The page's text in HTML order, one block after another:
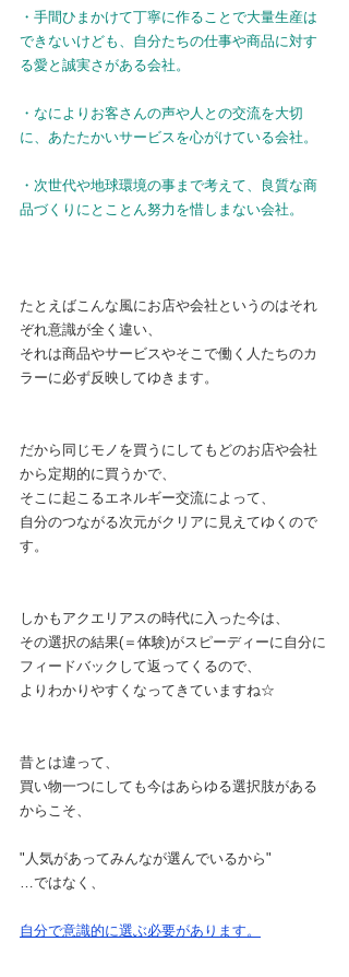
・手間ひまかけて丁寧に作ることで大量生産は
できないけども、自分たちの仕事や商品に対す
る愛と誠実さがある会社。
・なによりお客さんの声や人との交流を大切
に、あたたかいサービスを心がけている会社。
・次世代や地球環境の事まで考えて、良質な商
品づくりにとことん努力を惜しまない会社。
たとえばこんな風にお店や会社というのはそれ
ぞれ意識が全く違い、
それは商品やサービスやそこで働く人たちのカ
ラーに必ず反映してゆきます。
だから同じモノを買うにしてもどのお店や会社
から定期的に買うかで、
そこに起こるエネルギー交流によって、
自分のつながる次元がクリアに見えてゆくので
す。
しかもアクエリアスの時代に入った今は、
その選択の結果(＝体験)がスピーディーに自分に
フィードバックして返ってくるので、
よりわかりやすくなってきていますね☆
昔とは違って、
買い物一つにしても今はあらゆる選択肢がある
からこそ、
"人気があってみんなが選んでいるから"
…ではなく、
自分で意識的に選ぶ必要があります。